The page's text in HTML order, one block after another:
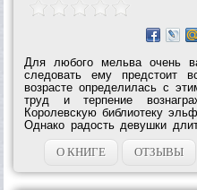
Для любого мельва очень
следовать ему
возрасте определилась с
труд и терпение
Королевскую библиотеку
Однако радость девушки
охранки, мрачный герцог
что заветная мечта —...
О КНИГЕ ОТЗЫВЫ